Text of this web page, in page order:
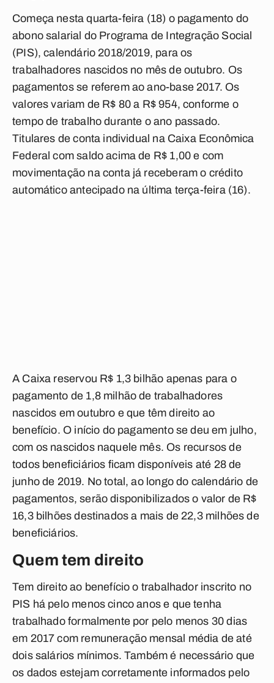
Começa nesta quarta-feira (18) o pagamento do
abono salarial do Programa de Integração Social
(PIS), calendário 2018/2019, para os
trabalhadores nascidos no mês de outubro. Os
pagamentos se referem ao ano-base 2017. Os
valores variam de R$ 80 a R$ 954, conforme o
tempo de trabalho durante o ano passado.
Titulares de conta individual na Caixa Econômica
Federal com saldo acima de R$ 1,00 e com
movimentação na conta já receberam o crédito
automático antecipado na última terça-feira (16).
A Caixa reservou R$ 1,3 bilhão apenas para o
pagamento de 1,8 milhão de trabalhadores
nascidos em outubro e que têm direito ao
benefício. O início do pagamento se deu em julho,
com os nascidos naquele mês. Os recursos de
todos beneficiários ficam disponíveis até 28 de
junho de 2019. No total, ao longo do calendário de
pagamentos, serão disponibilizados o valor de R$
16,3 bilhões destinados a mais de 22,3 milhões de
beneficiários.
Quem tem direito
Tem direito ao benefício o trabalhador inscrito no
PIS há pelo menos cinco anos e que tenha
trabalhado formalmente por pelo menos 30 dias
em 2017 com remuneração mensal média de até
dois salários mínimos. Também é necessário que
os dados estejam corretamente informados pelo